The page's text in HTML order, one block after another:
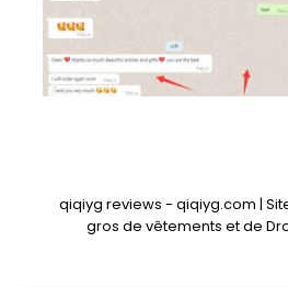
qiqiyg reviews - qiqiyg.com |
gros de vêtements et de